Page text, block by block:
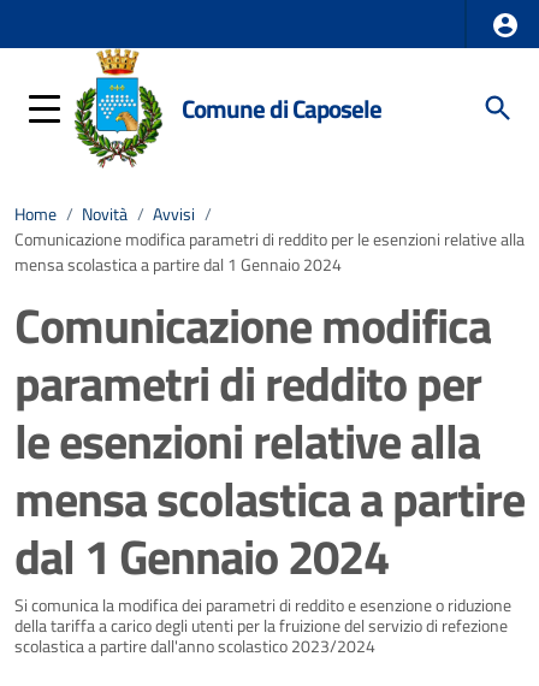
Comune di Caposele
Home / Novità / Avvisi /
Comunicazione modifica parametri di reddito per le esenzioni relative alla
mensa scolastica a partire dal 1 Gennaio 2024
Comunicazione modifica
parametri di reddito per
le esenzioni relative alla
mensa scolastica a partire
dal 1 Gennaio 2024
Dettagli della notizia
Si comunica la modifica dei parametri di reddito e esenzione o riduzione
della tariffa a carico degli utenti per la fruizione del servizio di refezione
scolastica a partire dall'anno scolastico 2023/2024